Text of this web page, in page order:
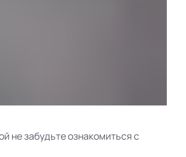
не забудьте ознакомиться с